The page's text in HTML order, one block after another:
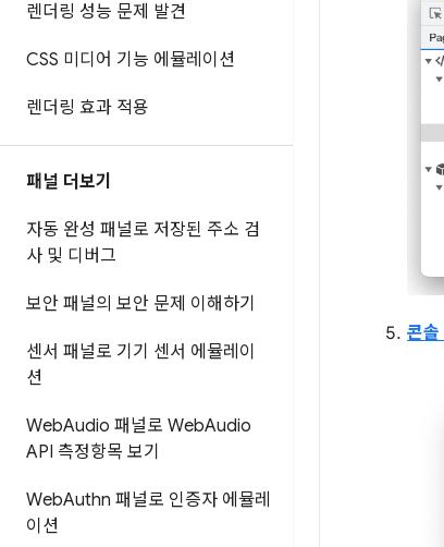
렌더링 성능 문제 발견
CSS 미디어 기능 에뮬레이션
렌더링 효과 적용
패널 더보기
자동 완성 패널로 저장된 주소 검
사 및 디버그
보안 패널의 보안 문제 이해하기
센서 패널로 기기 센서 에뮬레이
션
WebAudio 패널로 WebAudio
API 측정항목 보기
WebAuthn 패널로 인증자 에뮬레
이션
콘솔